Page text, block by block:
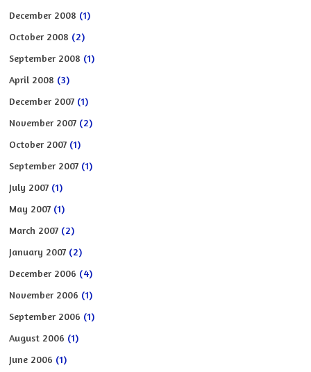
December 2008 (1)
October 2008 (2)
September 2008 (1)
April 2008 (3)
December 2007 (1)
November 2007 (2)
October 2007 (1)
September 2007 (1)
July 2007 (1)
May 2007 (1)
March 2007 (2)
January 2007 (2)
December 2006 (4)
November 2006 (1)
September 2006 (1)
August 2006 (1)
June 2006 (1)